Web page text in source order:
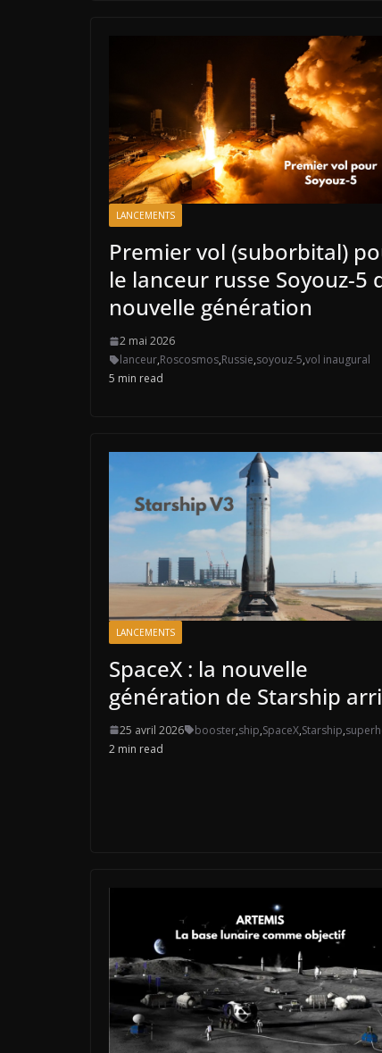
LANCEMENTS
Premier vol (suborbital)
le lanceur russe Soyouz-5
nouvelle génération
2 mai 2026
lanceur,Roscosmos,Russie,soyouz-5,vol inaugural
5 min read
LANCEMENTS
SpaceX : la nouvelle
génération de Starship
25 avril 2026 booster,ship,SpaceX,Starship,
2 min read